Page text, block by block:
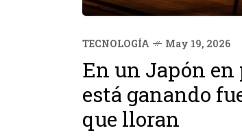
TECNOLOGÍA May 19, 2026
En un Japón
está ganando
que lloran